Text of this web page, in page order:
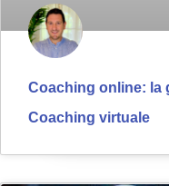
Coaching online: la
Coaching virtuale